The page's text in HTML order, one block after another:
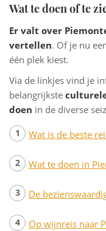
Wat te doen of te
Er valt over
vertellen. Of je nu
één plek kiest.
Via de linkjes vind je
belangrijkste
doen in de diverse
Wat is de beste
Wat te doen in
De
Op wijnreis naar